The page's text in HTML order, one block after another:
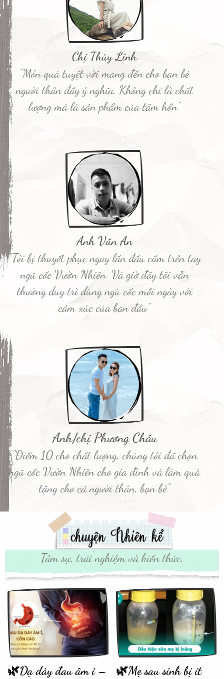
Chị Thùy Linh
"Món quà tuyệt vời mang đến cho bạn bè
người thân đầy ý nghĩa. Không chỉ là chất
lượng mà là sản phẩm của tâm hồn”
Anh Văn An
"Tôi bị thuyết phục ngay lần đầu cầm trên tay
ngũ cốc Vườn Nhiên. Và giờ đây tôi vẫn
thường duy trì dùng ngũ cốc mỗi ngày với
cảm xúc của ban đầu”
Anh/chị Phương Châu
"Điểm 10 cho chất lượng, chúng tôi đã chọn
ngũ cốc Vườn Nhiên cho gia đình và làm quà
tặng cho cả người thân, bạn bè”
Tâm sự, trải nghiệm và kiến thức.
🌿Dạ dày đau âm ỉ –
🌿Mẹ sau sinh bị ít